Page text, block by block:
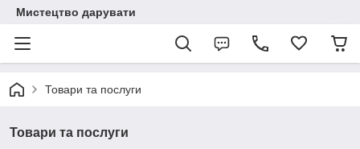
Мистецтво дарувати
Товари та послуги
Товари та послуги